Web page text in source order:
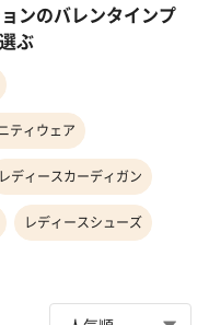
ンのバレンタインプ
ぶ
ティウェア
レディースカーディガン
レディースシューズ